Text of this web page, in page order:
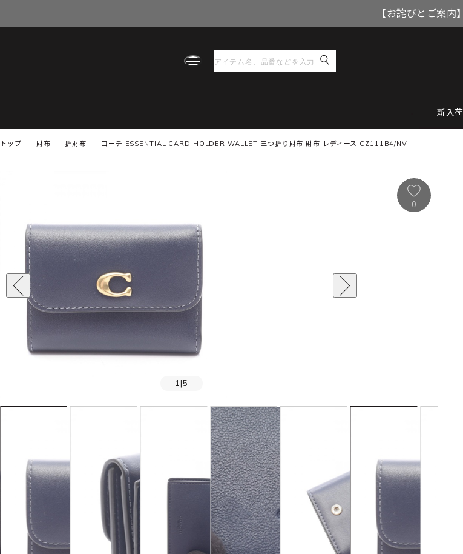
【お詫びとご案
新入荷
トップ コーチ ESSENTIAL CARD HOLDER WALLET 三つ折り財布 財布 レディース CZ111B4/NV
財布 折財布
1 |5
0